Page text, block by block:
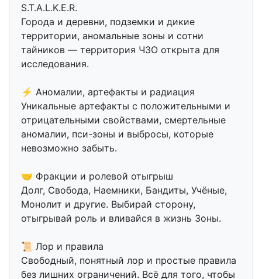
S.T.A.L.K.E.R.
Города и деревни, подземки и дикие
территории, аномальные зоны и сотни
тайников — территория ЧЗО открыта для
исследования.
⚡ Аномалии, артефакты и радиация
Уникальные артефакты с положительными и
отрицательными свойствами, смертельные
аномалии, пси-зоны и выбросы, которые
невозможно забыть.
🤝 Фракции и ролевой отыгрыш
Долг, Свобода, Наемники, Бандиты, Учёные,
Монолит и другие. Выбирай сторону,
отыгрывай роль и вливайся в жизнь Зоны.
📜 Лор и правила
Свободный, понятный лор и простые правила
без лишних ограничений. Всё для того, чтобы